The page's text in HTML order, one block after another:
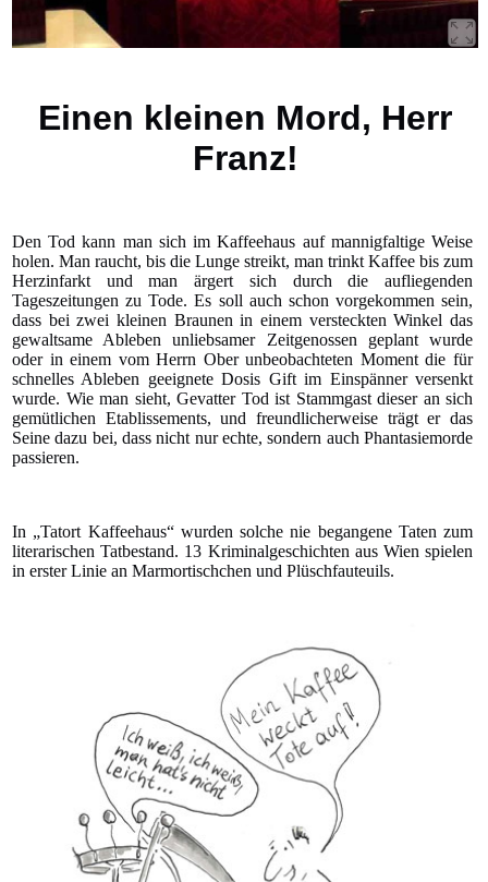
Einen kleinen Mord, Herr
Franz!
Den Tod kann man sich im Kaffeehaus auf mannigfaltige Weise
holen. Man raucht, bis die Lunge streikt, man trinkt Kaffee bis zum
Herzinfarkt und man ärgert sich durch die aufliegenden
Tageszeitungen zu Tode. Es soll auch schon vorgekommen sein,
dass bei zwei kleinen Braunen in einem versteckten Winkel das
gewaltsame Ableben unliebsamer Zeitgenossen geplant wurde
oder in einem vom Herrn Ober unbeobachteten Moment die für
schnelles Ableben geeignete Dosis Gift im Einspänner versenkt
wurde. Wie man sieht, Gevatter Tod ist Stammgast dieser an sich
gemütlichen Etablissements, und freundlicherweise trägt er das
Seine dazu bei, dass nicht nur echte, sondern auch Phantasiemorde
passieren.
In „Tatort Kaffeehaus“ wurden solche nie begangene Taten zum
literarischen Tatbestand. 13 Kriminalgeschichten aus Wien spielen
in erster Linie an Marmortischchen und Plüschfauteuils.